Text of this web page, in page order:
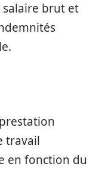
salaire brut et
travail
en fonction du